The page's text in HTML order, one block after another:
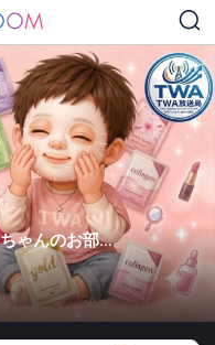
イベ順位ピンチ TWA放送局（ティーちゃんのお部屋）